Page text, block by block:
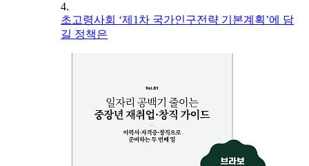
4.
초고령사회 ‘제1차 국가인구전략 기본계획’에 담
길 정책은